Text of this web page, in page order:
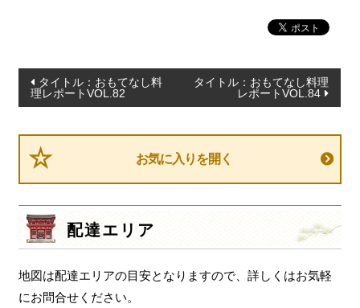
投
稿
ゲ
ー
シ
ョ
タイトル：おもてなし料
理レポートVOL.82
タイトル：おもてなし料理
レポートVOL.84
お気に入りを開く
配達エリア
地図は配達エリアの目安となりますので、詳しくはお気軽
にお問合せください。